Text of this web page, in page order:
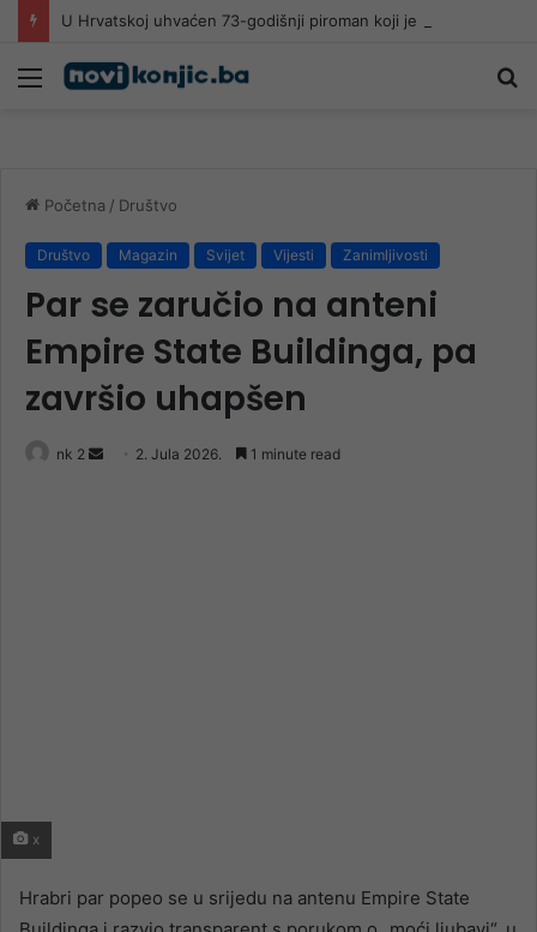
Meni
Početna / Društvo
Društvo Magazin Svijet Vijesti Zanimljivosti
Par se zaručio na anteni
Empire State Buildinga, pa
završio uhapšen
nk 2
Send 2. Jula 2026. 1 minute read
x
Hrabri par popeo se u srijedu na antenu Empire State